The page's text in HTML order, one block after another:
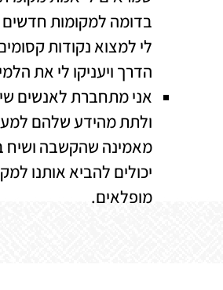
בדומה למקומות
לי למצוא נקודות
הדרך ויעניקו לי את
אני מתחברת לאנשים
ולתת מהידע שלהם
מאמינה שהקשבה ושיח
יכולים להביא אותנו
מופלאים.